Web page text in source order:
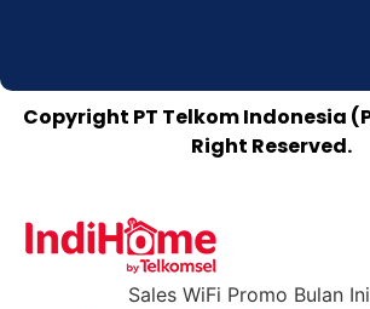
Copyright PT Telkom Indonesia
Right Reserved.
Sales WiFi Promo Bulan